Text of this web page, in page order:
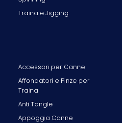
Traina e Jigging
Accessori per Canne
Affondatori e Pinze per
Traina
Anti Tangle
Appoggia Canne